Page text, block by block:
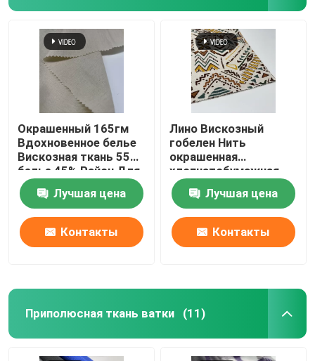
Окрашенный 165гм
Вдохновенное белье
Вискозная ткань 55%
белье 45% Район Для
женской одежды
Лучшая цена
Контакты
Лино Вискозный
гобелен Нить
окрашенная
хлопчатобумажная
ткань Печать
домашняя текстиль
машиномойная
Лучшая цена
Контакты
Приполюсная ткань ватки (11)